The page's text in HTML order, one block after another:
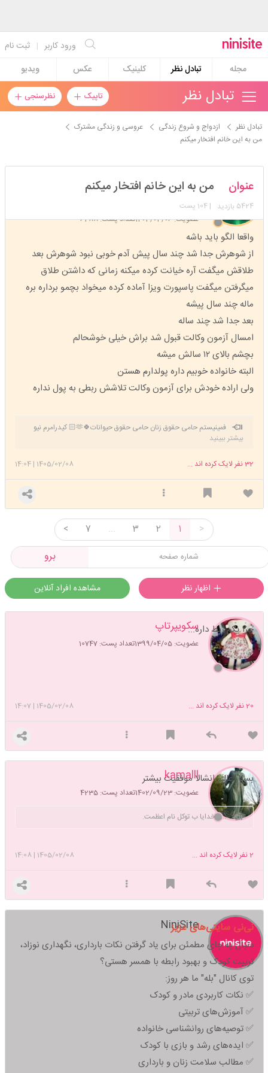
ثبت نام | ورود کاربر
مجله
تبادل نظر کلینیک عکس ویدیو
تاپیک نظرسنجی تبادل نظر
تبادل نظر ازدواج و شروع زندگی
عروسی و زندگی مشترک
من به این خانم افتخار میکنم
ilcey
عضویت: 1403/03/06 تعداد پست: 6288
عنوان من به این خانم افتخار میکنم
5424 بازدید | 104 پست
واقعا الگو باید باشه
از شوهرش جدا شد چند سال پیش آدم خوبی نبود شوهرش بعد
طلاقش میگفت آره خیانت کرده میکنه زمانی که داشتن طلاق
میگرفتن میگفت پاسپورت ویزا آماده کرده میخواد بچمو برداره بره
ماله چند سال پیشه
بعد جدا شد چند ساله
امسال آزمون وکالت قبول شد براش خیلی خوشحالم
بچشم بالای ۱۲ سالش میشه
البته خانواده خوبیم داره پولدارم هستن
ولی اراده خودش برای آزمون وکالت تلاشش ربطی به پول نداره
فمینیستم حامی حقوق زنان حامی حقوق حیوانات🍀🫶🏻 کیدرامرم نیو
آرمیم💜 بایسم یونگیه🍊🍓💜 کتاب بخونید ورزش کنید🍀🍓
بیشتر ببینید
1405/02/08
|
14:04 32نفر لایک کرده اند ...
>
1
2
3
...
7
<
برو
مشاهده افراد آنلاین
سکویپرتاپ
عضویت: 1399/04/05 تعداد پست: 10747
چرا یکم ربط داره...
1405/02/08
|
14:07 20نفر لایک کرده اند ...
kamalll
عضویت: 1402/09/23 تعداد پست: 4235
بسیار عالی انشالا موفقیت بیشتر
......خدایا ب توکل نام اعظمت.
1405/02/08
|
14:08 2نفر لایک کرده اند ...
NiniSite
نی‌نی سایتی‌های عزیز
دنبال یه جای مطمئن برای یاد گرفتن نکات بارداری، نگهداری نوزاد،
تربیت کودک و بهبود رابطه با همسر هستی؟
توی کانال "بله" ما هر روز:
✅ نکات کاربردی مادر و کودک
✅ آموزش‌های تربیتی
✅ توصیه‌های روانشناسی خانواده
✅ ایده‌های رشد و بازی با کودک
✅ مطالب سلامت زنان و بارداری